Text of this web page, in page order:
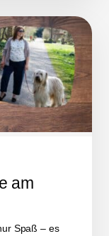
am
Spaß – es